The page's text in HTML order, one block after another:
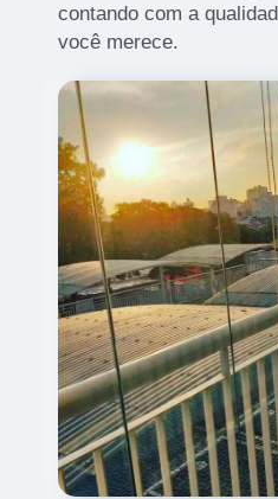
contando com a
você merece.